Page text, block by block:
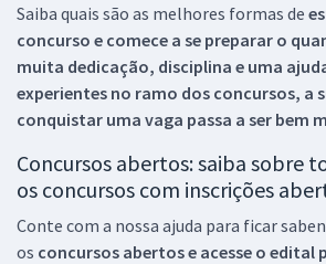
Saiba quais são as melhores formas de
concurso e comece a se preparar o
muita dedicação, disciplina e uma
experientes no ramo dos concursos, a
conquistar uma vaga passa a ser bem
Concursos abertos: saiba sobre
os concursos com inscrições
Conte com a nossa ajuda para ficar
os concursos abertos e acesse o edital